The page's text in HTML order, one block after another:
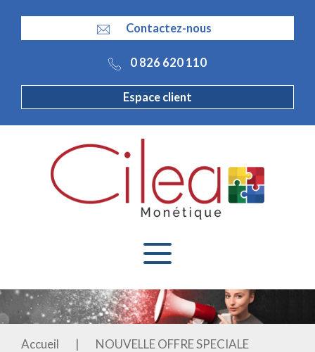
Contactez-nous
0 826 620 110
Espace client
Accueil | NOUVELLE OFFRE SPECIALE